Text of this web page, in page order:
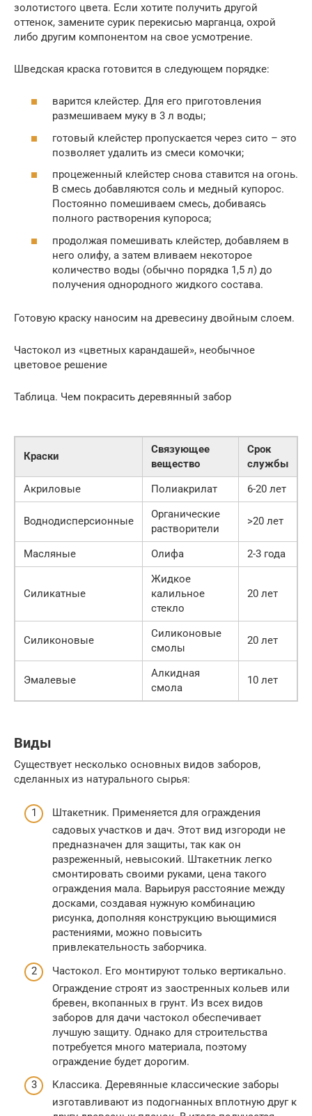
золотистого цвета. Если хотите получить другой
оттенок, замените сурик перекисью марганца, охрой
либо другим компонентом на свое усмотрение.
Шведская краска готовится в следующем порядке:
варится клейстер. Для его приготовления
размешиваем муку в 3 л воды;
готовый клейстер пропускается через сито – это
позволяет удалить из смеси комочки;
процеженный клейстер снова ставится на огонь.
В смесь добавляются соль и медный купорос.
Постоянно помешиваем смесь, добиваясь
полного растворения купороса;
продолжая помешивать клейстер, добавляем в
него олифу, а затем вливаем некоторое
количество воды (обычно порядка 1,5 л) до
получения однородного жидкого состава.
Готовую краску наносим на древесину двойным слоем.
Частокол из «цветных карандашей», необычное
цветовое решение
Таблица. Чем покрасить деревянный забор
Краски
Связующее
вещество
Срок
службы
Акриловые
Полиакрилат 6-20 лет
Воднодисперсионные
Органические
растворители
>20 лет
Масляные Олифа 2-3 года
Силикатные
Жидкое
калильное
стекло
20 лет
Силиконовые
Силиконовые
смолы
20 лет
Эмалевые
Алкидная
смола
10 лет
Виды
Существует несколько основных видов заборов,
сделанных из натурального сырья:
Штакетник. Применяется для ограждения
садовых участков и дач. Этот вид изгороди не
предназначен для защиты, так как он
разреженный, невысокий. Штакетник легко
смонтировать своими руками, цена такого
ограждения мала. Варьируя расстояние между
досками, создавая нужную комбинацию
рисунка, дополняя конструкцию вьющимися
растениями, можно повысить
привлекательность заборчика.
Частокол. Его монтируют только вертикально.
Ограждение строят из заостренных кольев или
бревен, вкопанных в грунт. Из всех видов
заборов для дачи частокол обеспечивает
лучшую защиту. Однако для строительства
потребуется много материала, поэтому
ограждение будет дорогим.
Классика. Деревянные классические заборы
изготавливают из подогнанных вплотную друг к